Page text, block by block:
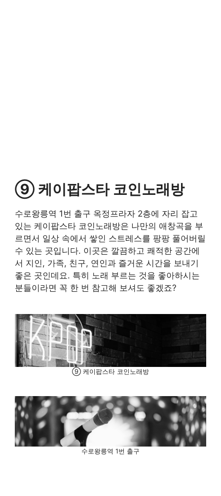
⑨ 케이팝스타 코인노래방
수로왕릉역 1번 출구 옥정프라자 2층에 자리 잡고
있는 케이팝스타 코인노래방은 나만의 애창곡을 부
르면서 일상 속에서 쌓인 스트레스를 팡팡 풀어버릴
수 있는 곳입니다. 이곳은 깔끔하고 쾌적한 공간에
서 지인, 가족, 친구, 연인과 즐거운 시간을 보내기
좋은 곳인데요. 특히 노래 부르는 것을 좋아하시는
분들이라면 꼭 한 번 참고해 보셔도 좋겠죠?
⑨ 케이팝스타 코인노래방
수로왕릉역 1번 출구